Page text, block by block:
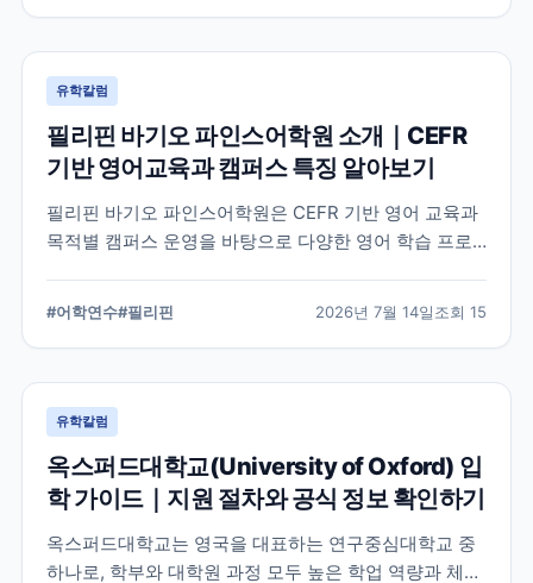
유학칼럼
필리핀 바기오 파인스어학원 소개｜CEFR
기반 영어교육과 캠퍼스 특징 알아보기
필리핀 바기오 파인스어학원은 CEFR 기반 영어 교육과
목적별 캠퍼스 운영을 바탕으로 다양한 영어 학습 프로
생이 알아야 할 내용을 정리했습니다.
#어학연수#필리핀 2026년 7월 14일조회 15
유학칼럼
옥스퍼드대학교(University of Oxford) 입
학 가이드｜지원 절차와 공식 정보 확인하기
옥스퍼드대학교는 영국을 대표하는 연구중심대학교 중
하나로, 학부와 대학원 과정 모두 높은 학업 역량과 체계